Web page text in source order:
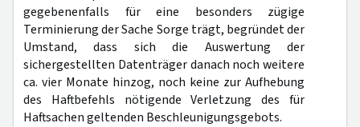
gegebenenfalls für eine besonders zügige
Terminierung der Sache Sorge trägt, begründet der
Umstand, dass sich die Auswertung der
sichergestellten Datenträger danach noch weitere
ca. vier Monate hinzog, noch keine zur Aufhebung
des Haftbefehls nötigende Verletzung des für
Haftsachen geltenden Beschleunigungsgebots.